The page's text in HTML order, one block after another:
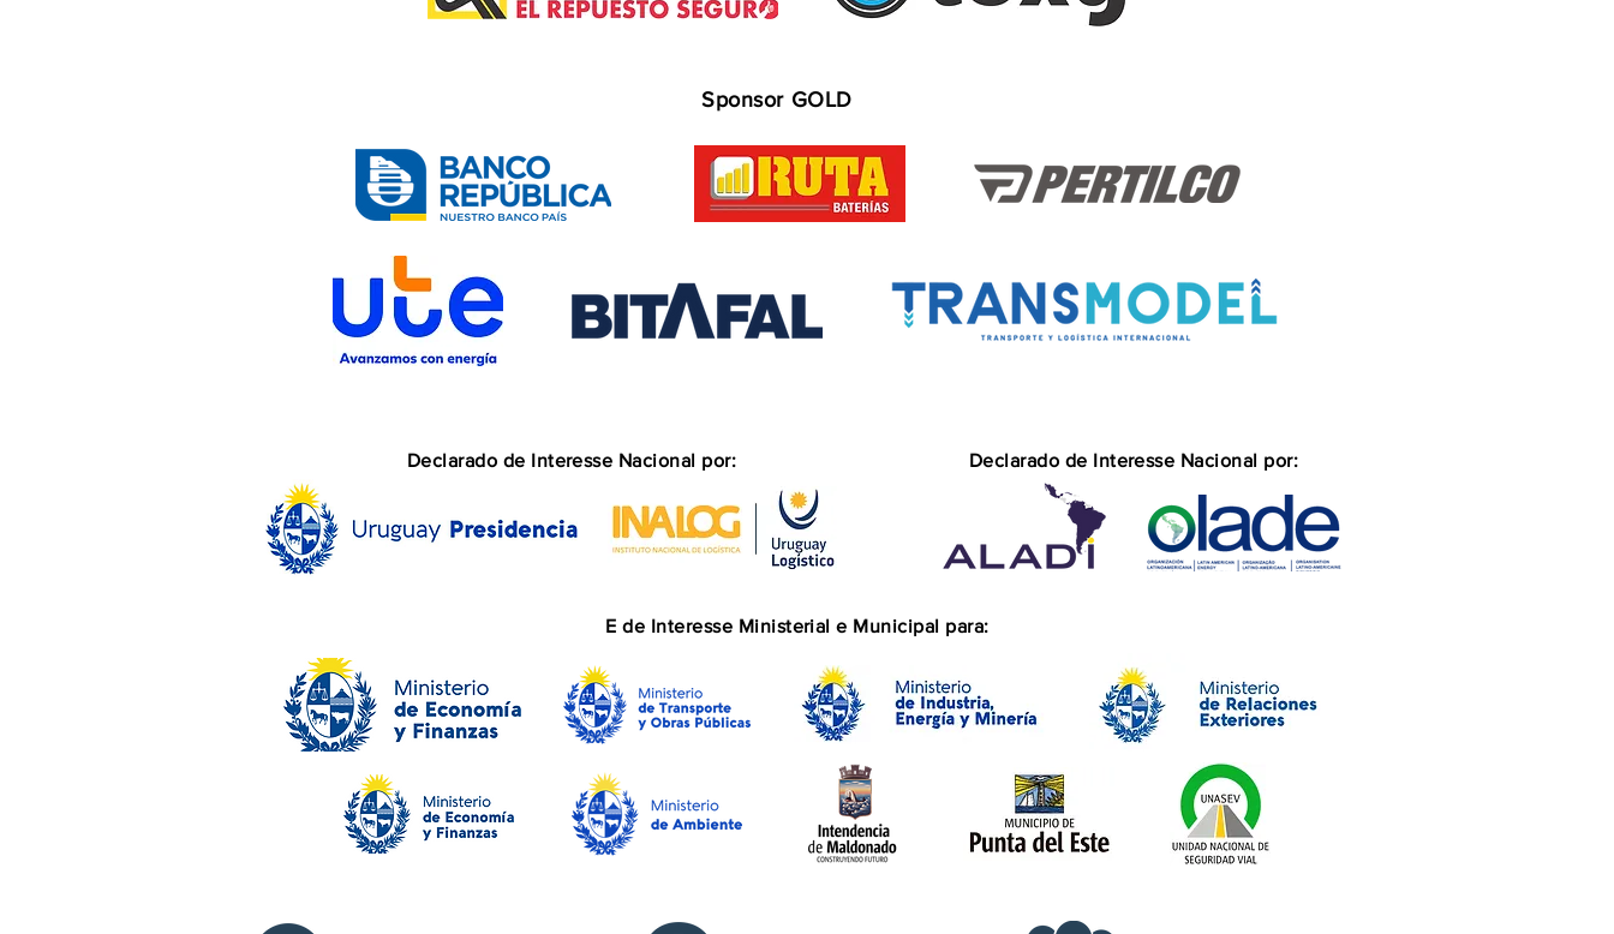
Sponsor GOLD
Declarado de Interesse Nacional por: Declarado de Interesse Nacional por:
E de Interesse Ministerial e Municipal para: